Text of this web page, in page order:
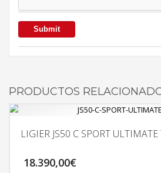
PRODUCTOS
LIGIER JS50 C SPORT ULTIMATE
18.390,00€